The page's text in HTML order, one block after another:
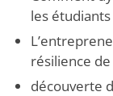
les étudiants
résilience
découverte